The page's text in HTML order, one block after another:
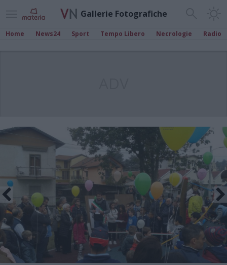
Gallerie Fotografiche
Home News24 Sport Tempo Libero Necrologie Radio